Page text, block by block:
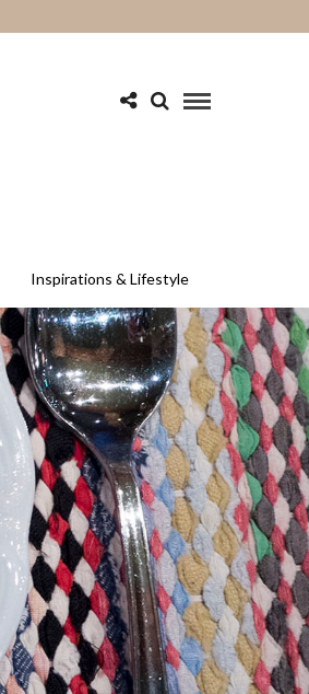
Inspirations & Lifestyle